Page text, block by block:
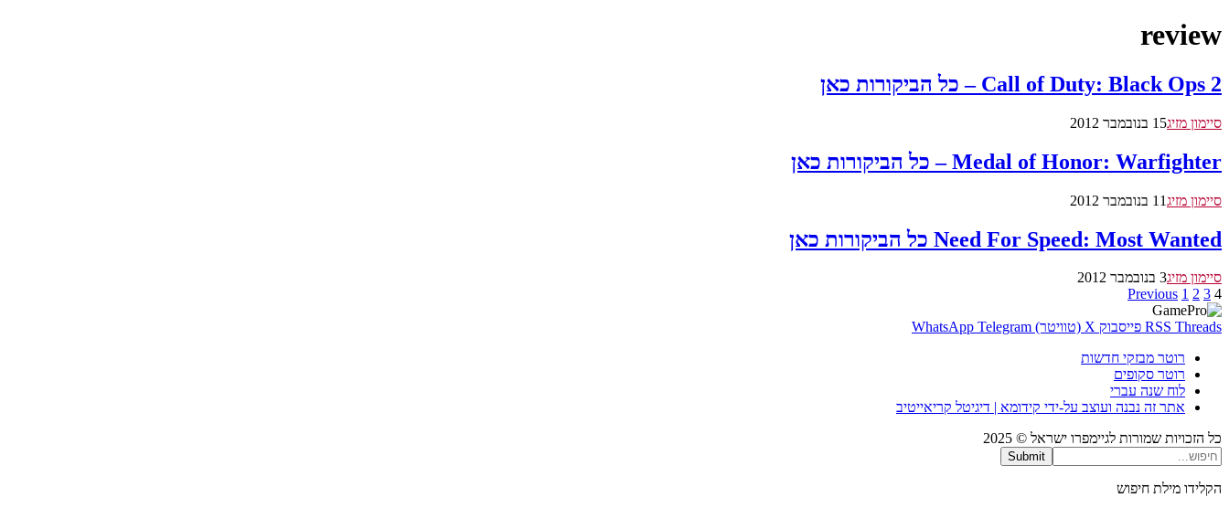
review
Call of Duty: Black Ops 2 – כל הביקורות כאן
סיימון מזיג15 בנובמבר 2012
Medal of Honor: Warfighter – כל הביקורות כאן
סיימון מזיג11 בנובמבר 2012
Need For Speed: Most Wanted כל הביקורות כאן
סיימון מזיג3 בנובמבר 2012
Previous 1 2 3 4
RSS Threads פייסבוק X (טוויטר) WhatsApp Telegram
רוטר מבזקי חדשות
רוטר סקופים
לוח שנה עברי
אתר זה נבנה ועוצב על-ידי קידומא | דיגיטל קריאייטיב
כל הזכויות שמורות לגיימפרו ישראל © 2025
Submit
הקלידו מילת חיפוש